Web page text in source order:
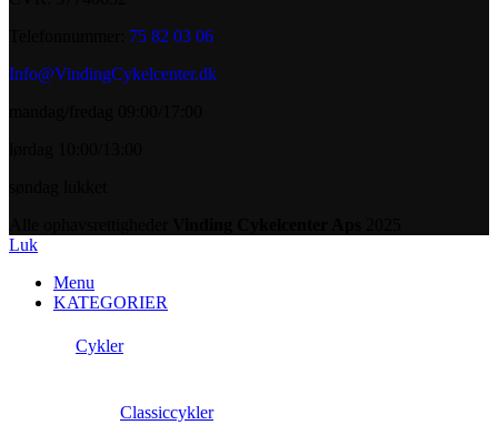
75 82 03 06
Info@VindingCykelcenter.dk
Luk
Menu
KATEGORIER
Cykler
Classiccykler